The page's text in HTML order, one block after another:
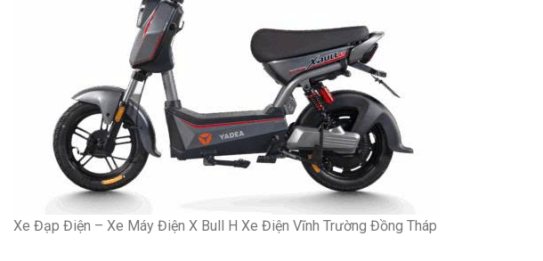
Xe Đạp Điện – Xe Máy Điện X Bull H Xe Điện Vĩnh Trường Đồng Tháp